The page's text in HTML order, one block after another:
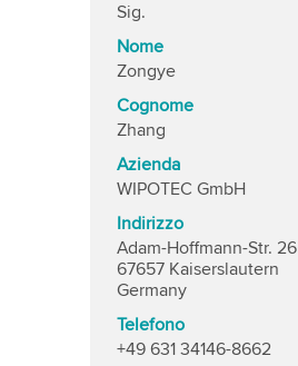
Sig.
Nome
Zongye
Cognome
Zhang
Azienda
WIPOTEC GmbH
Indirizzo
Adam-Hoffmann-Str. 26
67657 Kaiserslautern
Germany
Telefono
+49 631 34146-8662